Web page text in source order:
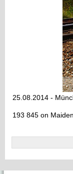
25.08.2014 -
193 845 on